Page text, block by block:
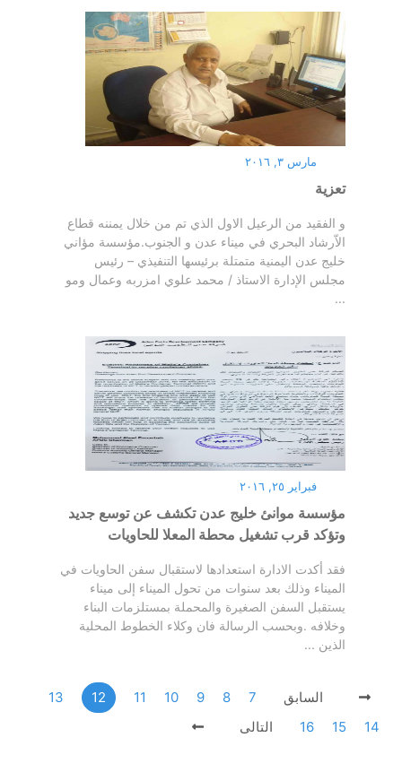
مارس ٣, ٢٠١٦
تعزية
و الفقيد من الرعيل الاول الذي تم من خلال يمننه قطاع
الاّرشاد البحري في ميناء عدن و الجنوب.مؤسسة مؤاني
خليج عدن اليمنية متمتلة برئيسها التنفيذي – رئيس
مجلس الإدارة الاستاذ / محمد علوي امزربه وعمال ومو
...
فبراير ٢٥, ٢٠١٦
مؤسسة موانئ خليج عدن تكشف عن توسع جديد
وتؤكد قرب تشغيل محطة المعلا للحاويات
فقد أكدت الادارة استعدادها لاستقبال سفن الحاويات في
الميناء وذلك بعد سنوات من تحول الميناء إلى ميناء
يستقبل السفن الصغيرة والمحملة بمستلزمات البناء
وخلافه .وبحسب الرسالة فان وكلاء الخطوط المحلية
الذين ...
السابق 7
8
9
10
11
12
13
14
15
16 التالى